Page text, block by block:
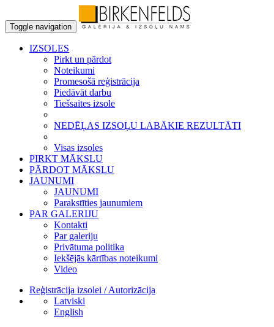
Toggle navigation
IZSOLES
Pirkt un pārdot
Noteikumi
Promesošā reģistrācija
Piedāvāt darbu
Tiešsaites izsole
NEDĒĻAS IZSOĻU LABĀKIE REZULTĀTI
Visas izsoles
PIRKT MĀKSLU
PĀRDOT MĀKSLU
JAUNUMI
JAUNUMI
Parakstīties jaunumiem
PAR GALERIJU
Kontakti
Par galeriju
Privātuma politika
Iekšējās kārtības noteikumi
Video
Reģistrācija izsolei / Autorizācija
Latviski
English